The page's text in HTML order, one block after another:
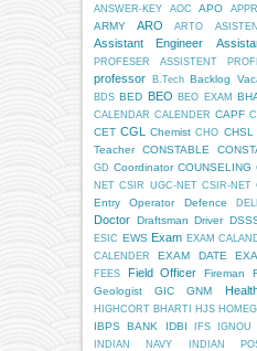
ANSWER-KEY
AOC APO
ARMY ARO ARTO
Assistant Engineer
PROFESER
ASSISTENT
professor
B.Tech Backlog
BDS BED BEO BEO EXAM
CALENDAR CALENDER CAPF
CET CGL Chemist CHO CHSL
Teacher
CONSTABLE
GD Coordinator COUNSELING
NET CSIR UGC-NET CSIR-NET
Entry Operator
Defence
Doctor Draftsman Driver
ESIC EWS Exam EXAM
CALENDER
EXAM DATE
FEES
Field Officer Fireman
Geologist GIC GNM
HIGHCORT BHARTI HJS
IBPS BANK
IDBI IFS IGNOU
INDIAN NAVY INDIAN